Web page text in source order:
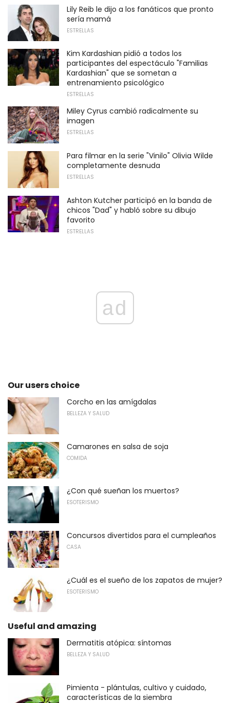
Lily Reib le dijo a los fanáticos que pronto
sería mamá
ESTRELLAS
Kim Kardashian pidió a todos los
participantes del espectáculo "Familias
Kardashian" que se sometan a
entrenamiento psicológico
ESTRELLAS
Miley Cyrus cambió radicalmente su
imagen
ESTRELLAS
Para filmar en la serie "Vinilo" Olivia Wilde
completamente desnuda
ESTRELLAS
Ashton Kutcher participó en la banda de
chicos "Dad" y habló sobre su dibujo
favorito
ESTRELLAS
ad
Our users choice
Corcho en las amígdalas
BELLEZA Y SALUD
Camarones en salsa de soja
COMIDA
¿Con qué sueñan los muertos?
ESOTERISMO
Concursos divertidos para el cumpleaños
CASA
¿Cuál es el sueño de los zapatos de mujer?
ESOTERISMO
Useful and amazing
Dermatitis atópica: síntomas
BELLEZA Y SALUD
Pimienta - plántulas, cultivo y cuidado,
características de la siembra